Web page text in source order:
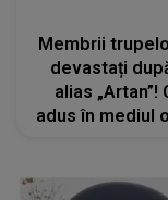
Membrii
devastați
alias
adus în mediul